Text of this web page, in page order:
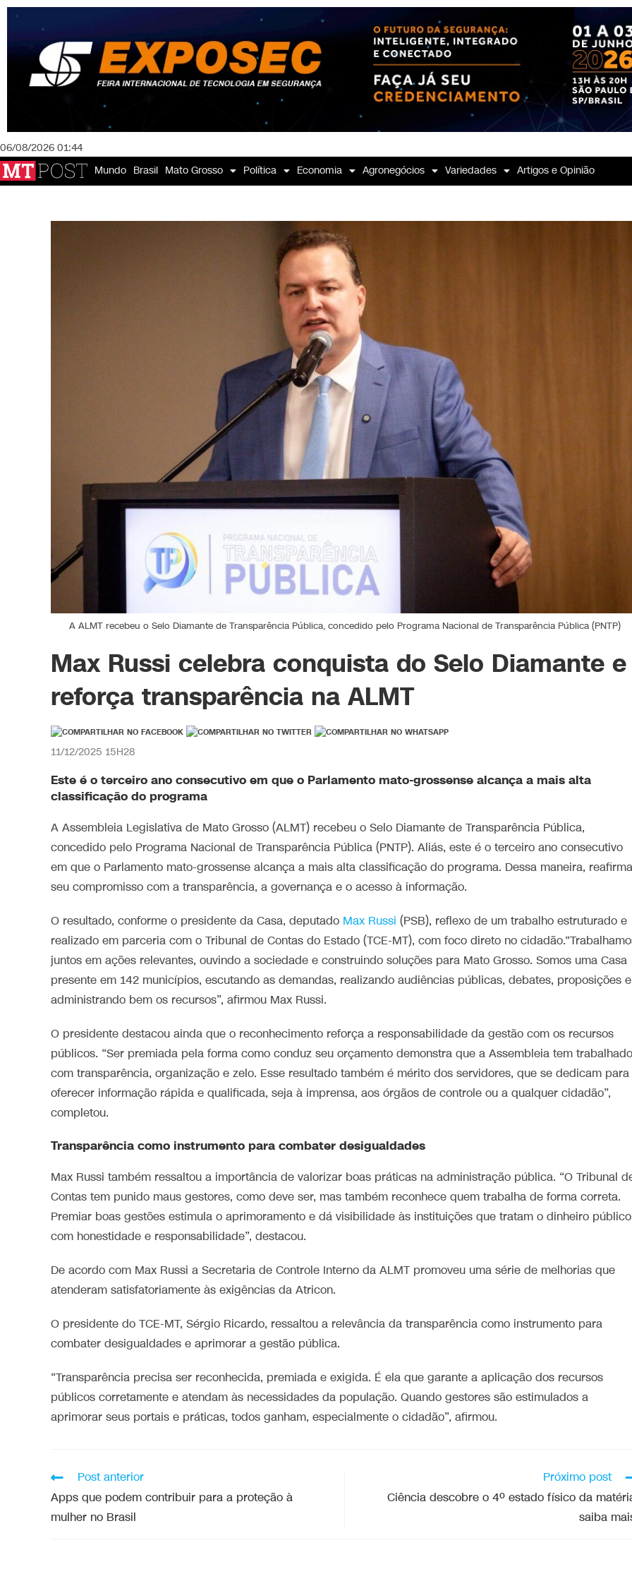
06/08/2026 01:44
Mundo Brasil Mato Grosso Política Economia Agronegócios Variedades Artigos e Opinião
A ALMT recebeu o Selo Diamante de Transparência Pública, concedido pelo Programa Nacional de Transparência Pública (PNTP)
Max Russi celebra conquista do Selo Diamante e
reforça transparência na ALMT
11/12/2025 15H28
Este é o terceiro ano consecutivo em que o Parlamento mato-grossense alcança a mais alta
classificação do programa
A Assembleia Legislativa de Mato Grosso (ALMT) recebeu o Selo Diamante de Transparência Pública,
concedido pelo Programa Nacional de Transparência Pública (PNTP). Aliás, este é o terceiro ano consecutivo
em que o Parlamento mato-grossense alcança a mais alta classificação do programa. Dessa maneira, reafirma
seu compromisso com a transparência, a governança e o acesso à informação.
O resultado, conforme o presidente da Casa, deputado Max Russi (PSB), reflexo de um trabalho estruturado e
realizado em parceria com o Tribunal de Contas do Estado (TCE-MT), com foco direto no
juntos em ações relevantes, ouvindo a sociedade e construindo soluções para Mato Grosso. Somos uma Casa
presente em 142 municípios, escutando as demandas, realizando audiências públicas, debates, proposições e
administrando bem os recursos”, afirmou Max Russi.
O presidente destacou ainda que o reconhecimento reforça a responsabilidade da gestão com os recursos
públicos. “Ser premiada pela forma como conduz seu orçamento demonstra que a Assembleia tem trabalhado
com transparência, organização e zelo. Esse resultado também é mérito dos servidores, que se dedicam para
oferecer informação rápida e qualificada, seja à imprensa, aos órgãos de controle ou a qualquer cidadão”,
completou.
Transparência como instrumento para combater desigualdades
Max Russi também ressaltou a importância de valorizar boas práticas na administração pública. “O Tribunal
Contas tem punido maus gestores, como deve ser, mas também reconhece quem trabalha de forma correta.
Premiar boas gestões estimula o aprimoramento e dá visibilidade às instituições que tratam o dinheiro público
com honestidade e responsabilidade”, destacou.
De acordo com Max Russi a Secretaria de Controle Interno da ALMT promoveu uma série de melhorias que
atenderam satisfatoriamente às exigências da Atricon.
O presidente do TCE-MT, Sérgio Ricardo, ressaltou a relevância da transparência como instrumento para
combater desigualdades e aprimorar a gestão pública.
“Transparência precisa ser reconhecida, premiada e exigida. É ela que garante a aplicação dos recursos
públicos corretamente e atendam às necessidades da população. Quando gestores são estimulados a
aprimorar seus portais e práticas, todos ganham, especialmente o cidadão”, afirmou.
Post anterior
Apps que podem contribuir para a proteção à
mulher no Brasil
Próximo post
Ciência descobre o 4º estado físico da
saiba